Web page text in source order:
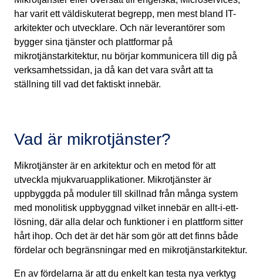
har varit ett väldiskuterat begrepp, men mest bland IT-
arkitekter och utvecklare. Och när leverantörer som
bygger sina tjänster och plattformar på
mikrotjänstarkitektur, nu börjar kommunicera till dig på
verksamhetssidan, ja då kan det vara svårt att ta
ställning till vad det faktiskt innebär.
Vad är mikrotjänster?
Mikrotjänster är en arkitektur och en metod för att
utveckla mjukvaruapplikationer. Mikrotjänster är
uppbyggda på moduler till skillnad från många system
med monolitisk uppbyggnad vilket innebär en allt-i-ett-
lösning, där alla delar och funktioner i en plattform sitter
hårt ihop. Och det är det här som gör att det finns både
fördelar och begränsningar med en mikrotjänstarkitektur.
En av fördelarna är att du enkelt kan testa nya verktyg